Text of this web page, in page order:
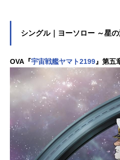
シングル｜ヨーソロー ～星
OVA『宇宙戦艦ヤマト2199』第五